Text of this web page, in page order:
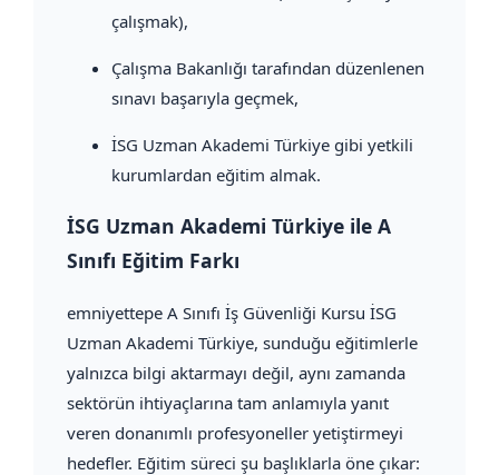
çalışmak),
Çalışma Bakanlığı tarafından düzenlenen
sınavı başarıyla geçmek,
İSG Uzman Akademi Türkiye gibi yetkili
kurumlardan eğitim almak.
İSG Uzman Akademi Türkiye ile A
Sınıfı Eğitim Farkı
emniyettepe A Sınıfı İş Güvenliği Kursu İSG
Uzman Akademi Türkiye, sunduğu eğitimlerle
yalnızca bilgi aktarmayı değil, aynı zamanda
sektörün ihtiyaçlarına tam anlamıyla yanıt
veren donanımlı profesyoneller yetiştirmeyi
hedefler. Eğitim süreci şu başlıklarla öne çıkar: